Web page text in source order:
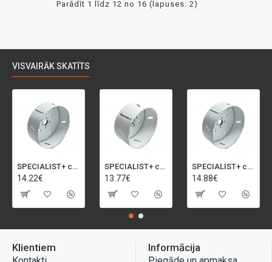
Parādīt 1 līdz 12 no 16 (lapuses: 2)
VISVAIRĀK SKATĪTS
SPECIALIST+ caurumu zāģis BI-METAL, 95 mm
14.22€
SPECIALIST+ caurumu zāģis BI-METAL, 92 mm
13.77€
SPECIALIST+ caurumu zāģis BI-METAL, 98 mm
14.88€
Klientiem Informācija